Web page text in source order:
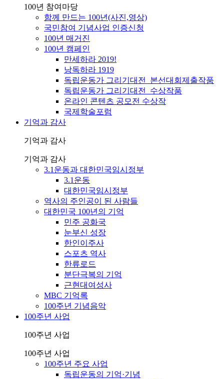
100년 참여마당
함께 만드는 100년(사진,영상)
국민참여 기념사업 인증신청
100년 매거진
100년 캠페인
만세하라 2019!
낭독하라 1919
독립운동가 그리기대전_본선대회제출작품
독립운동가 그리기대전_수상작품
온라인 콘텐츠 공모전 수상작
국제학술포럼
기억과 감사
기억과 감사
기억과 감사
3.1운동과 대한민국임시정부
3.1운동
대한민국임시정부
역사의 주인공이 된 사람들
대한민국 100년의 기억
민주 공화국
눈부신 성장
한인이주사
스포츠 역사
한류로드
분단극복의 기억
근현대여성사
MBC 기억록
100주년 기념음악
100주년 사업
100주년 사업
100주년 사업
100주년 주요 사업
독립운동의 기억·기념